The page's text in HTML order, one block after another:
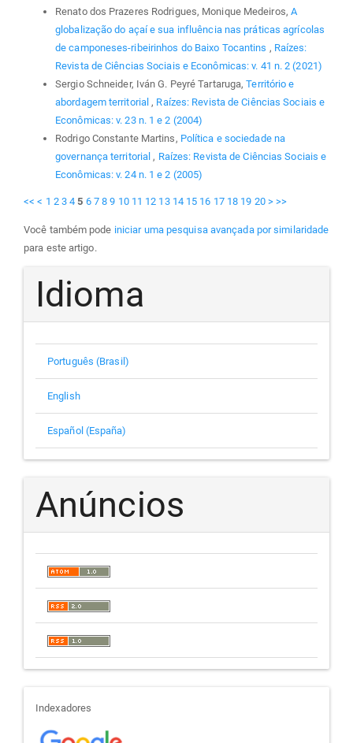
Renato dos Prazeres Rodrigues, Monique Medeiros, A
globalização do açaí e sua influência nas práticas agrícolas
de camponeses-ribeirinhos do Baixo Tocantins , Raízes:
Revista de Ciências Sociais e Econômicas: v. 41 n. 2 (2021)
Sergio Schneider, Iván G. Peyré Tartaruga,Território e
abordagem territorial , Raízes: Revista de Ciências Sociais e
Econômicas: v. 23 n. 1 e 2 (2004)
Rodrigo Constante Martins, Política e sociedade na
governança territorial , Raízes: Revista de Ciências Sociais e
Econômicas: v. 24 n. 1 e 2 (2005)
<< < 1 2 3 4 5 6 7 8 9 10 11 12 13 14 15 16 17 18 19 20 > >>
Você também pode iniciar uma pesquisa avançada por similaridade
para este artigo.
Idioma
Português (Brasil)
English
Español (España)
Anúncios
indexadores
Indexadores